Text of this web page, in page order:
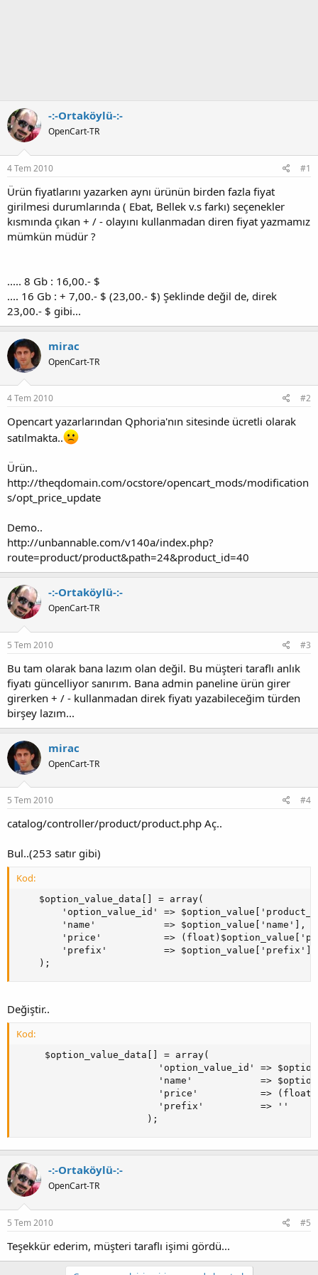
-:-Ortaköylü-:-
OpenCart-TR
4 Tem 2010 #1
Ürün fiyatlarını yazarken aynı ürünün birden fazla fiyat
girilmesi durumlarında ( Ebat, Bellek v.s farkı) seçenekler
kısmında çıkan + / - olayını kullanmadan diren fiyat yazmamız
mümkün müdür ?
..... 8 Gb : 16,00.- $
.... 16 Gb : + 7,00.- $ (23,00.- $) Şeklinde değil de, direk
23,00.- $ gibi...
mirac
OpenCart-TR
4 Tem 2010 #2
Opencart yazarlarından Qphoria'nın sitesinde ücretli olarak
satılmakta..
Ürün..
http://theqdomain.com/ocstore/opencart_mods/modification
s/opt_price_update
Demo..
http://unbannable.com/v140a/index.php?
route=product/product&path=24&product_id=40
-:-Ortaköylü-:-
OpenCart-TR
5 Tem 2010 #3
Bu tam olarak bana lazım olan değil. Bu müşteri taraflı anlık
fiyatı güncelliyor sanırım. Bana admin paneline ürün girer
girerken + / - kullanmadan direk fiyatı yazabileceğim türden
birşey lazım...
mirac
OpenCart-TR
5 Tem 2010 #4
catalog/controller/product/product.php Aç..
Bul..(253 satır gibi)
Kod:
    $option_value_data[] = array(
'option_value_id' =>
        'name'            => $option_value['name'],
'price'           =>
        'prefix'          => $option_value['prefix']
    );
Değiştir..
Kod:
     $option_value_data[] = array(
'option_value_id' =>
'name'            =>
'price'           =>
                         'prefix'          => ''
                       );
-:-Ortaköylü-:-
OpenCart-TR
5 Tem 2010 #5
Teşekkür ederim, müşteri taraflı işimi gördü...